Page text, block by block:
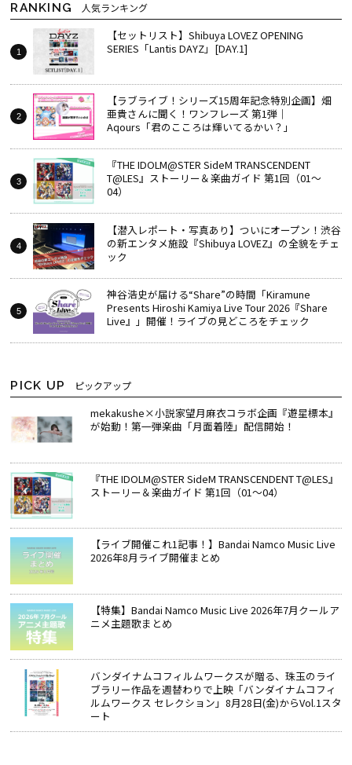
RANKING 人気ランキング
【セットリスト】Shibuya LOVEZ OPENING
SERIES「Lantis DAYZ」[DAY.1]
【ラブライブ！シリーズ15周年記念特別企画】畑
亜貴さんに聞く！ワンフレーズ 第1弾｜
Aqours「君のこころは輝いてるかい？」
『THE IDOLM@STER SideM TRANSCENDENT
T@LES』ストーリー＆楽曲ガイド 第1回（01～
04）
【潜入レポート・写真あり】ついにオープン！渋谷
の新エンタメ施設『Shibuya LOVEZ』の全貌をチェ
ック
神谷浩史が届ける“Share”の時間――「Kiramune
Presents Hiroshi Kamiya Live Tour 2026『Share
Live』」開催！ライブの見どころをチェック
PICK UP ピックアップ
mekakushe×小説家望月麻衣コラボ企画『遊星標本』
が始動！第一弾楽曲「月面着陸」配信開始！
『THE IDOLM@STER SideM TRANSCENDENT T@LES』
ストーリー＆楽曲ガイド 第1回（01～04）
【ライブ開催これ1記事！】Bandai Namco Music Live
2026年8月ライブ開催まとめ
【特集】Bandai Namco Music Live 2026年7月クールア
ニメ主題歌まとめ
バンダイナムコフィルムワークスが贈る、珠玉のライ
ブラリー作品を週替わりで上映「バンダイナムコフィ
ルムワークス セレクション」8月28日(金)からVol.1スタ
ート